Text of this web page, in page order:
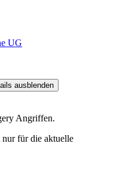
UG
ausblenden
Angriffen.
für die aktuelle